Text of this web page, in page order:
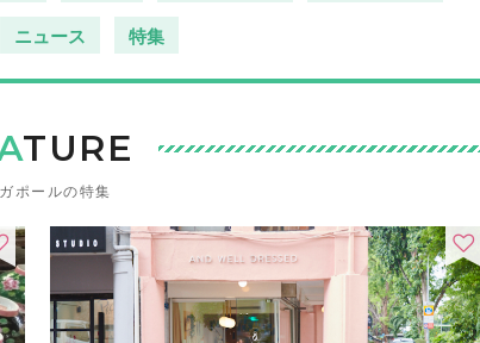
ニュース 特集
TURE
ポールの特集